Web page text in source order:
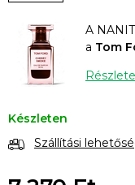
A
a Tom
Készleten
Szállítási